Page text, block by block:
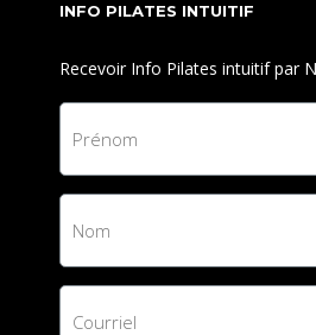
INFO PILATES INTUITIF
Recevoir Info Pilates intuitif par